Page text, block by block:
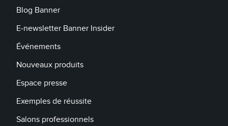
Blog Banner
E-newsletter Banner Insider
Événements
Nouveaux produits
Espace presse
Exemples de réussite
Salons professionnels